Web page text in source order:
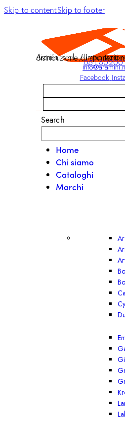
Skip to contentSkip to footer
Aramini s.r.l. / Importazione e distribuzione di
051
Facebook
Search
Home
Chi siamo
Cataloghi
Marchi